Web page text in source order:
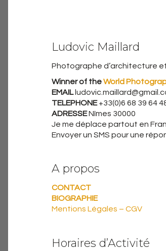
Ludovic Maillard
Photographe d’architecture
Winner of theWorld
EMAIL
TELEPHONE+33(0)6 68 39 64
ADRESSENîmes 30000
Je me déplace partout en
Envoyer un SMS pour une
A propos
CONTACT
BIOGRAPHIE
Mentions Légales – CGV
Horaires d’Activité